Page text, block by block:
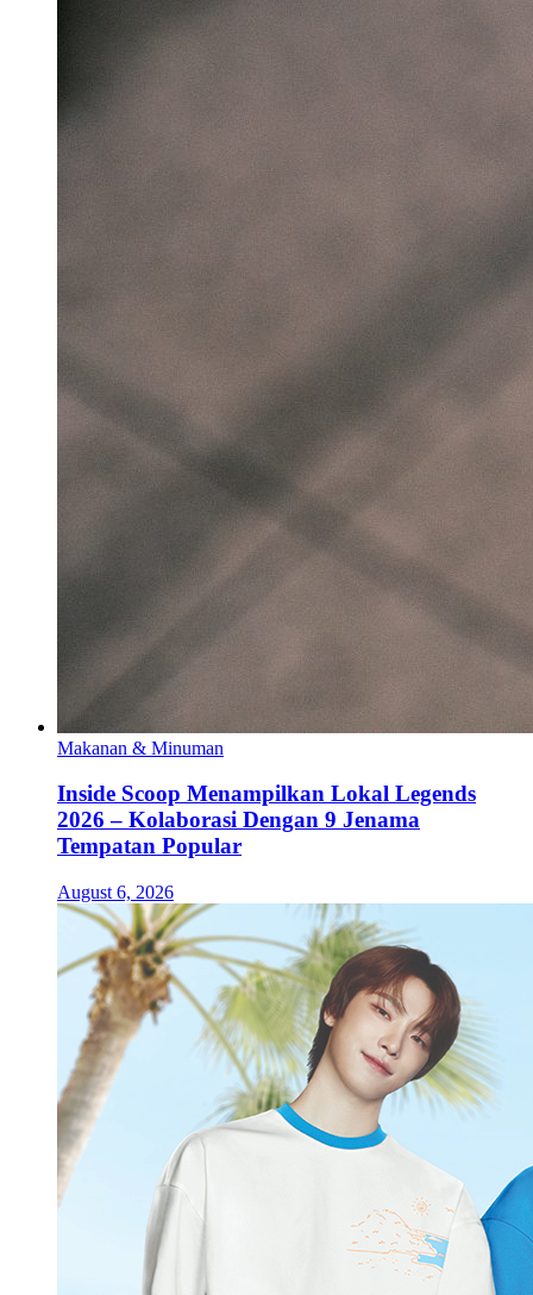
Makanan & Minuman
Inside Scoop Menampilkan Lokal Legends
2026 – Kolaborasi Dengan 9 Jenama
Tempatan Popular
August 6, 2026